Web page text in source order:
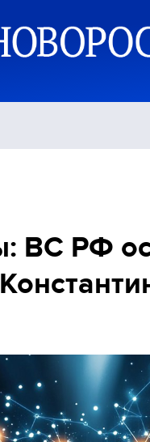
ВС РФ